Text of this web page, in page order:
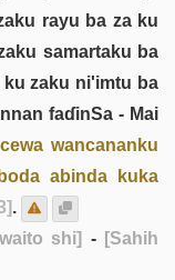
rayu ba za ku
samartaku ba
ku zaku ni'imtu ba
faɗinSa - Mai
wancananku
abinda kuka
.
shi] - [Sahih